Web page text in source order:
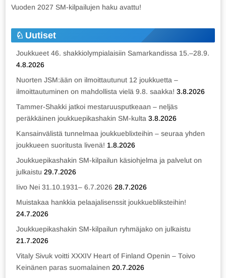
Vuoden 2027 SM-kilpailujen haku avattu!
Uutiset
Joukkueet 46. shakkiolympialaisiin Samarkandissa 15.–28.9.
4.8.2026
Nuorten JSM:ään on ilmoittautunut 12 joukkuetta –
ilmoittautuminen on mahdollista vielä 9.8. saakka! 3.8.2026
Tammer-Shakki jatkoi mestaruusputkeaan – neljäs
peräkkäinen joukkuepikashakin SM-kulta 3.8.2026
Kansainvälistä tunnelmaa joukkueblixteihin – seuraa yhden
joukkueen suoritusta livenä! 1.8.2026
Joukkuepikashakin SM-kilpailun käsiohjelma ja palvelut on
julkaistu 29.7.2026
Iivo Nei 31.10.1931– 6.7.2026 28.7.2026
Muistakaa hankkia pelaajalisenssit joukkuebliksteihin!
24.7.2026
Joukkuepikashakin SM-kilpailun ryhmäjako on julkaistu
21.7.2026
Vitaly Sivuk voitti XXXIV Heart of Finland Openin – Toivo
Keinänen paras suomalainen 20.7.2026